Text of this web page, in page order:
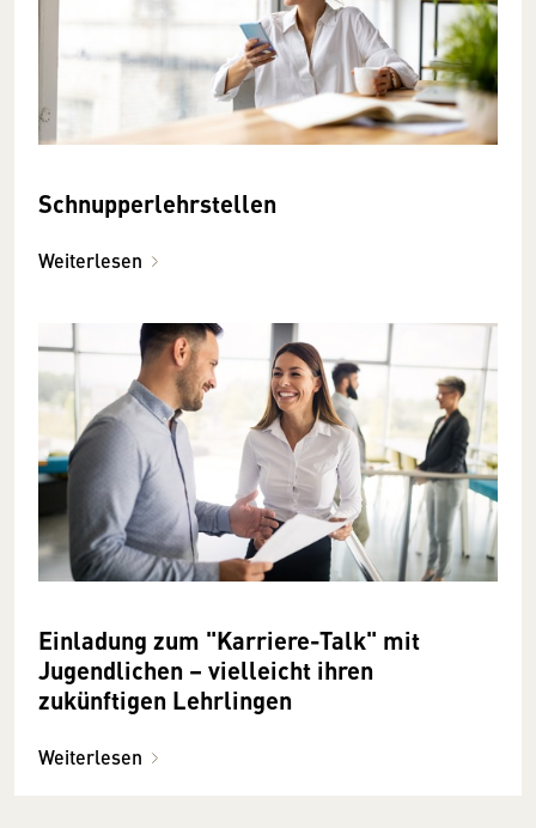
Schnupperlehrstellen
Weiterlesen
Einladung zum "Karriere-Talk" mit
Jugendlichen – vielleicht ihren
zukünftigen Lehrlingen
Weiterlesen